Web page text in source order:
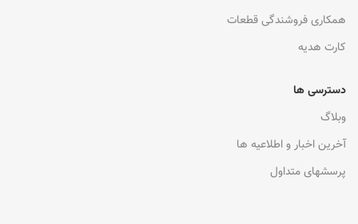
همکاری فروشندگی قطعات
کارت هدیه
دسترسی ها
وبلاگ
آخرین اخبار و اطلاعیه ها
پرسشهای متداول